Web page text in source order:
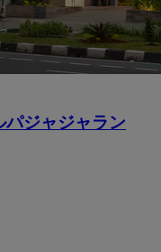
パジャジャラン